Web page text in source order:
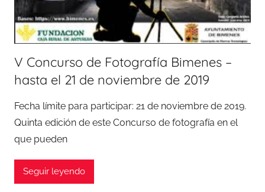
V Concurso de Fotografía Bimenes –
hasta el 21 de noviembre de 2019
Fecha límite para participar: 21 de noviembre de 2019.
Quinta edición de este Concurso de fotografía en el
que pueden
Seguir leyendo